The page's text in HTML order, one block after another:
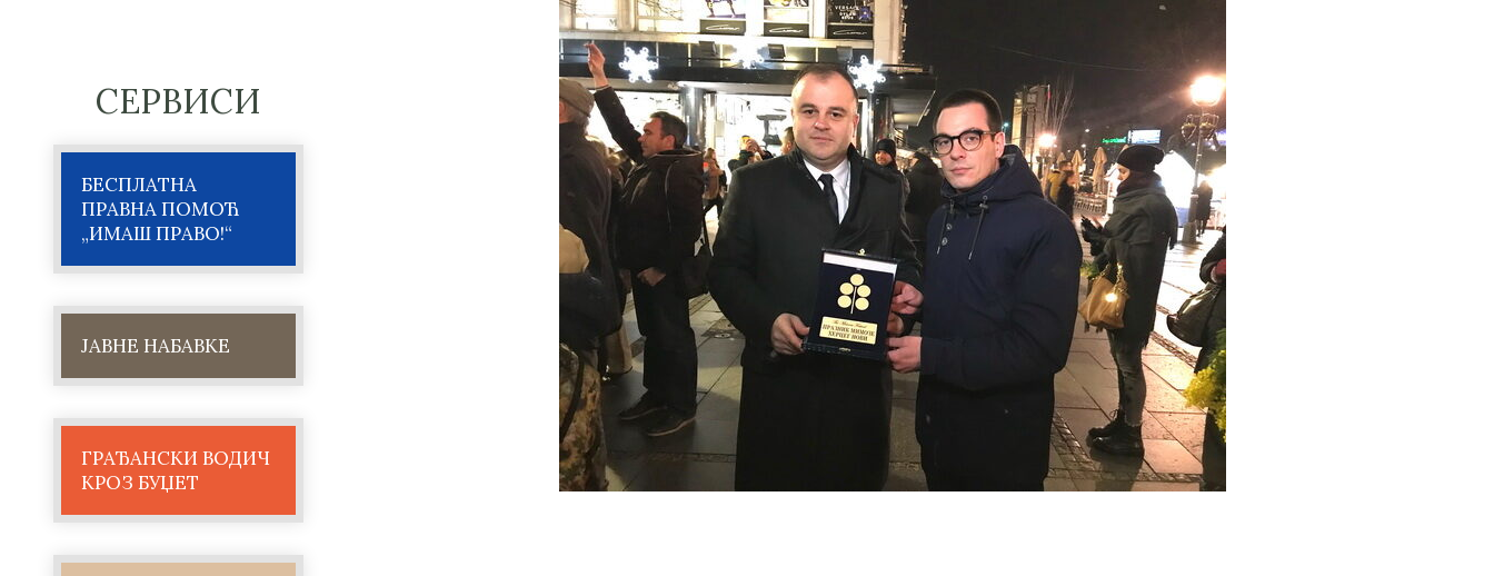
СЕРВИСИ
БЕСПЛАТНА
ПРАВНА ПОМОЋ
„ИМАШ ПРАВО!“
ЈАВНЕ НАБАВКЕ
ГРАЂАНСКИ ВОДИЧ
КРОЗ БУЏЕТ